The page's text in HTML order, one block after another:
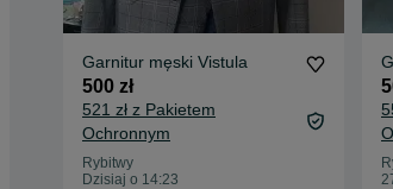
Garnitur męski Vistula
500 zł
521 zł z Pakietem
Ochronnym
Rybitwy
Dzisiaj o 14:23